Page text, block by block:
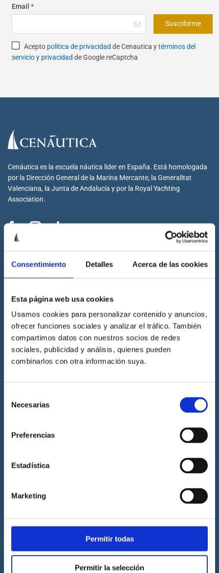
Consentimiento Detalles Acerca de las cookies
Esta página web usa cookies
Usamos cookies para personalizar contenido y anuncios,
ofrecer funciones sociales y analizar el tráfico. También
compartimos datos con nuestros socios de redes
sociales, publicidad y análisis, quienes pueden
combinarlos con otra información suya.
Necesarias
Preferencias
Estadística
Marketing
Permitir todas
Permitir la selección
Email *
Suscribirme
Acepto política de privacidad de Cenautica ytérminos del
servicioy privacidad de Google reCaptcha
Cenáutica es la escuela náutica lider en España. Está homologada
por la Dirección General de la Marina Mercante, la Generalitat
Valenciana, la Junta de Andalucía y por la Royal Yachting
Association.
Escuela náutica
Contacta con Cenáutica
Historia de Cenáutica
Trabaja con Cenáutica
Sala de prensa
Preguntas frecuentes
Prácticas de titulaciones náuticas
Prácticas de habilitación a vela
Titulaciones náuticas
Curso de Licencia de Navegación
Curso de PNB